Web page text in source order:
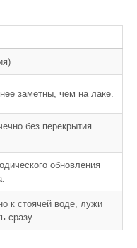
заметны, чем на лаке.
без перекрытия
обновления
к стоячей воде, лужи
сразу.